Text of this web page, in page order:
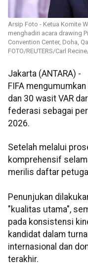
Arsip Foto - Ketua Komite
menghadiri acara drawing
Convention Center, Doha,
FOTO/REUTERS/Carl
Jakarta (ANTARA) -
FIFA
dan 30 wasit VAR
federasi sebagai
2026.
Setelah melalui
komprehensif
merilis daftar
Penunjukan
"kualitas utama",
pada konsistensi
kandidat dalam
internasional dan
terakhir.